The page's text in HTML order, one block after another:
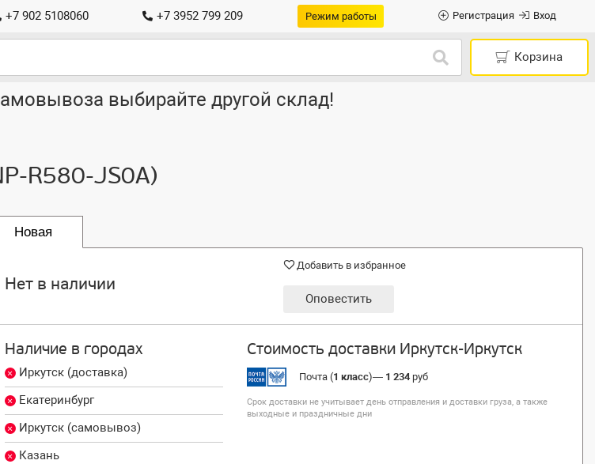
+7 902 5108060 +7 3952 799 209 Режим работы Регистрация Вход
Корзина
выбирайте другой склад!
R580-JS0A)
Новая
Нет в наличии
Добавить в избранное
Оповестить
Наличие в городах
Иркутск (доставка)
Екатеринбург
Иркутск (самовывоз)
Казань
Стоимость доставки Иркутск-Иркутск
Почта (1 класс)— 1 234руб
Срок доставки не учитывает день отправления и доставки груза, а также
выходные и праздничные дни